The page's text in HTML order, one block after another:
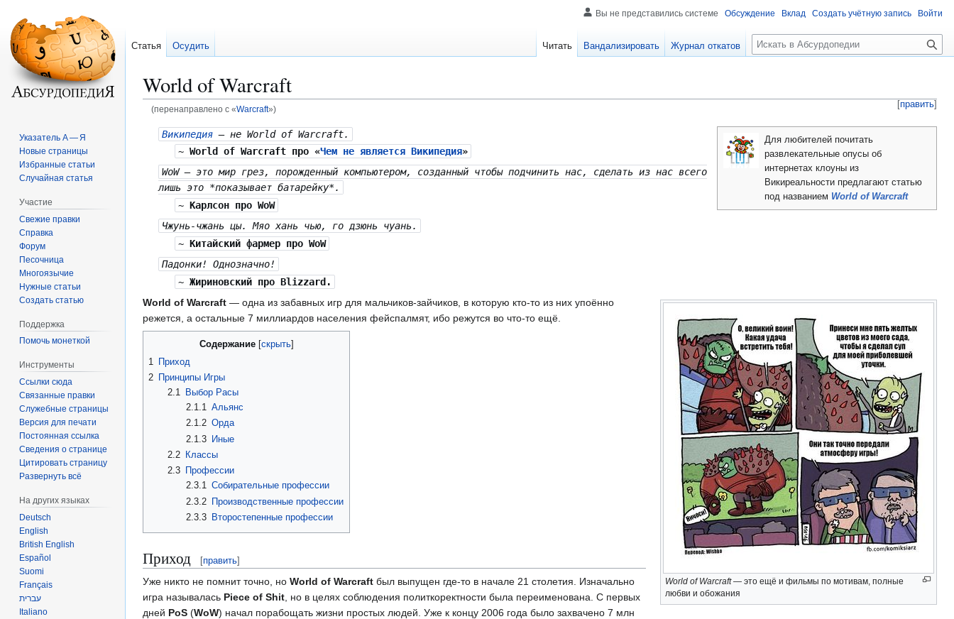
World of Warcraft
[править]
(перенаправлено с «Warcraft»)
Перейти
навигации
Перейти
поиску
Для любителей почитать
развлекательные опусы об
интернетах клоуны из
Викиреальности предлагают статью
под названием World of Warcraft
Википедия — не World of Warcraft.
~ World of Warcraftпро «Чем не является Википедия»
WoW — это мир грез, порожденный компьютером, созданный чтобы подчинить нас, сделать из нас всего
лишь это *показывает батарейку*.
~ Карлсон про WoW
Чжунь-чжань цы. Мяо хань чью, го дзюнь чуань.
~ Китайский фармер про WoW
Падонки! Однозначно!
~ Жириновский про Blizzard.
World of Warcraft— это ещё и фильмы по мотивам, полные
любви и обожания
World of Warcraft — одна из забавных игр для мальчиков-зайчиков, в которую кто-то из них упоённо
режется, а остальные 7 миллиардов населения фейспалмят, ибо режутся во что-то ещё.
Содержание
1
Приход
2 Принципы Игры
2.1
Выбор Расы
2.1.1 Альянс
2.1.2 Орда
2.1.3 Иные
2.2
Классы
2.3
Профессии
2.3.1 Собирательные профессии
2.3.2 Производственные профессии
2.3.3 Второстепенные профессии
Приход [править]
Уже никто не помнит точно, но World of Warcraft был выпущен где-то в начале 21 столетия. Изначально
игра называлась Piece of Shit , но в целях соблюдения политкоректности была переименована. С первых
дней PoS (WoW) начал порабощать жизни простых людей. Уже к концу 2006 года было захвачено 7 млн
Вы не представились системе Обсуждение Вклад Создать учётную запись Войти
Статья Осудить Читать Вандализировать Журнал откатов
П
о
к
Указатель А — Я
Новые страницы
Избранные статьи
Случайная статья
Участие
Свежие правки
Справка
Форум
Песочница
Многоязычие
Нужные статьи
Создать статью
Поддержка
Помочь монеткой
Инструменты
Ссылки сюда
Связанные правки
Служебные страницы
Версия для печати
Постоянная ссылка
Сведения о странице
Цитировать страницу
Развернуть всё
На других языках
Deutsch
English
British English
Español
Suomi
Français
עברית
Italiano